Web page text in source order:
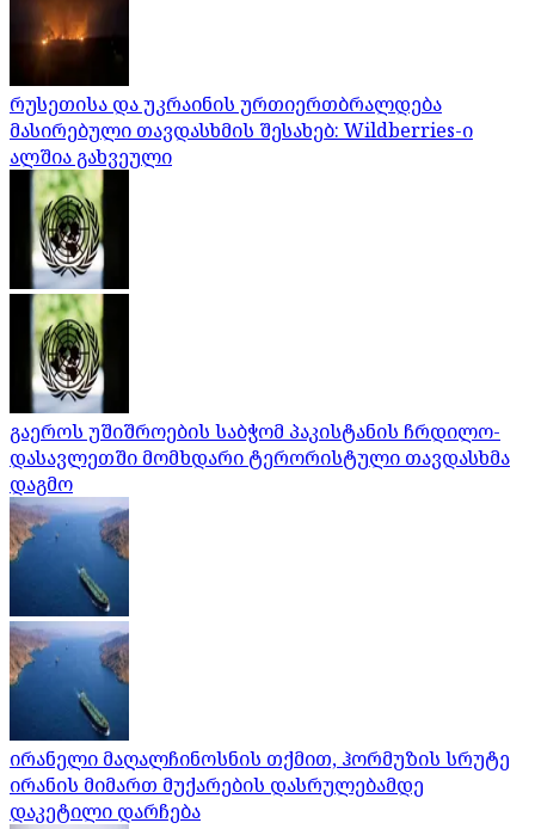
რუსეთისა და უკრაინის ურთიერთბრალდება
მასირებული თავდასხმის შესახებ: Wildberries-ი
ალშია გახვეული
გაეროს უშიშროების საბჭომ პაკისტანის ჩრდილო-
დასავლეთში მომხდარი ტერორისტული თავდასხმა
დაგმო
ირანელი მაღალჩინოსნის თქმით, ჰორმუზის სრუტე
ირანის მიმართ მუქარების დასრულებამდე
დაკეტილი დარჩება